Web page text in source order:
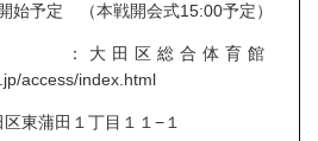
予定 （本戦開会式15:00予定）
区総合体育館
access/index.html
東蒲田１丁目１１−１